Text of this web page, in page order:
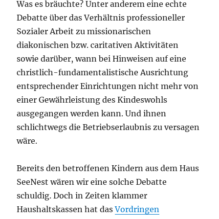
Was es bräuchte? Unter anderem eine echte
Debatte über das Verhältnis professioneller
Sozialer Arbeit zu missionarischen
diakonischen bzw. caritativen Aktivitäten
sowie darüber, wann bei Hinweisen auf eine
christlich-fundamentalistische Ausrichtung
entsprechender Einrichtungen nicht mehr von
einer Gewährleistung des Kindeswohls
ausgegangen werden kann. Und ihnen
schlichtwegs die Betriebserlaubnis zu versagen
wäre.
Bereits den betroffenen Kindern aus dem Haus
SeeNest wären wir eine solche Debatte
schuldig. Doch in Zeiten klammer
Haushaltskassen hat dasVordringen